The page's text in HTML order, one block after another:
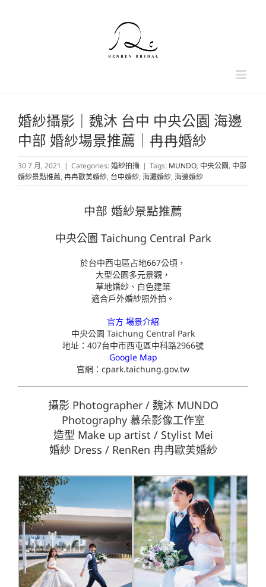
婚紗攝影｜魏沐 台中 中央公園 海邊
中部 婚紗場景推薦｜冉冉婚紗
30 7 月, 2021 | Categories:婚紗拍攝 | Tags: MUNDO, 中央公園, 中部
婚紗景點推薦, 冉冉歐美婚紗, 台中婚紗, 海灘婚紗, 海邊婚紗
中部 婚紗景點推薦
中央公園 Taichung Central Park
於台中西屯區占地667公頃，
大型公園多元景觀，
草地婚紗、白色建築
適合戶外婚紗照外拍。
官方 場景介紹
中央公園 Taichung Central Park
地址： 407台中市西屯區中科路2966號
Google Map
官網： cpark.taichung.gov.tw
攝影 Photographer / 魏沐 MUNDO
Photography 慕朵影像工作室
造型 Make up artist / Stylist Mei
婚紗 Dress / RenRen 冉冉歐美婚紗